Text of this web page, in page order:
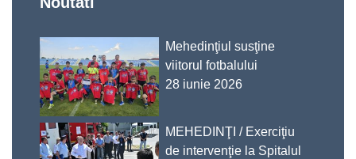
Mehedinţiul susţine
viitorul fotbalului
28 iunie 2026
MEHEDINŢI / Exerciţiu
de intervenţie la Spitalul